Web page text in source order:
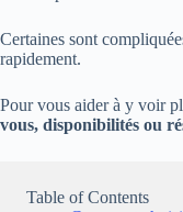
Certaines sont
rapidement.
Pour vous aider à y voir
vous, disponibilités ou
Table of Contents